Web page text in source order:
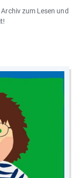
zum Lesen und